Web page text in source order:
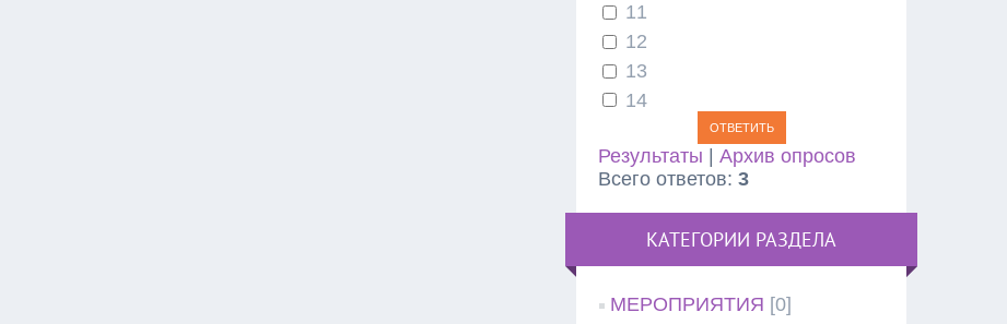
11
12
13
14
Результаты |Архив опросов
Всего ответов:3
КАТЕГОРИИ РАЗДЕЛА
МЕРОПРИЯТИЯ [0]